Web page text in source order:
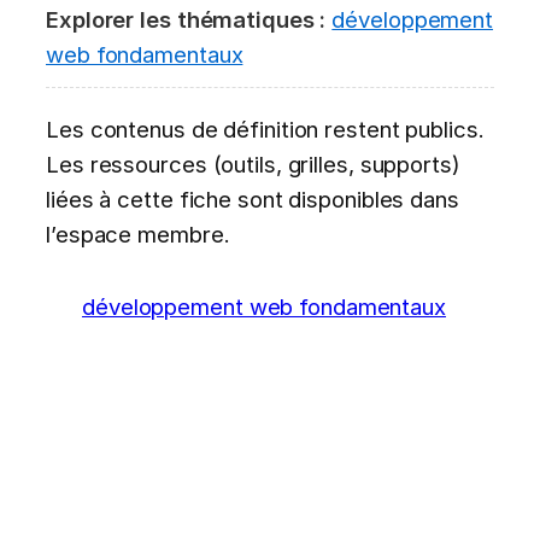
Explorer les thématiques : développement
web fondamentaux
Les contenus de définition restent publics.
Les ressources (outils, grilles, supports)
liées à cette fiche sont disponibles dans
l’espace membre.
développement web fondamentaux